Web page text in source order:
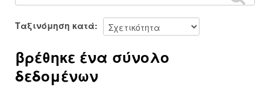
Σχετικά
Ταξινόμηση κατά
βρέθηκε ένα σύνολο
δεδομένων